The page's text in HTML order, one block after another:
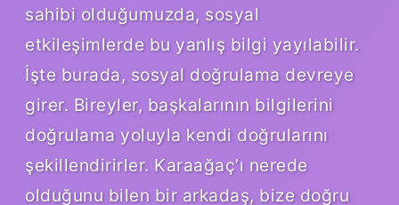
sahibi olduğumuzda, sosyal
etkileşimlerde bu yanlış bilgi yayılabilir.
İşte burada, sosyal doğrulama devreye
girer. Bireyler, başkalarının bilgilerini
doğrulama yoluyla kendi doğrularını
şekillendirirler. Karaağaç’ı nerede
olduğunu bilen bir arkadaş, bize doğru